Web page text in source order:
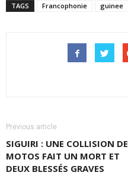
TAGS Francophonie guinee
Previous article
SIGUIRI : UNE COLLISION DE
MOTOS FAIT UN MORT ET
DEUX BLESSÉS GRAVES